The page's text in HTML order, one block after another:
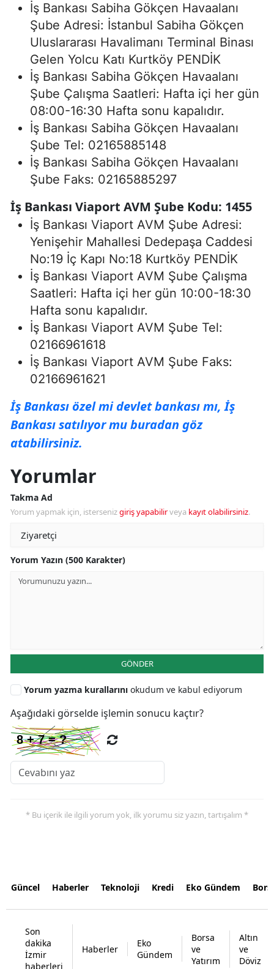
İş Bankası Sabiha Gökçen Havaalanı
Şube Adresi: İstanbul Sabiha Gökçen
Uluslararası Havalimanı Terminal Binası
Gelen Yolcu Katı Kurtköy PENDİK
İş Bankası Sabiha Gökçen Havaalanı
Şube Çalışma Saatleri: Hafta içi her gün
08:00-16:30 Hafta sonu kapalıdır.
İş Bankası Sabiha Gökçen Havaalanı
Şube Tel: 02165885148
İş Bankası Sabiha Gökçen Havaalanı
Şube Faks: 02165885297
İş Bankası Viaport AVM Şube Kodu: 1455
İş Bankası Viaport AVM Şube Adresi:
Yenişehir Mahallesi Dedepaşa Caddesi
No:19 İç Kapı No:18 Kurtköy PENDİK
İş Bankası Viaport AVM Şube Çalışma
Saatleri: Hafta içi her gün 10:00-18:30
Hafta sonu kapalıdır.
İş Bankası Viaport AVM Şube Tel:
02166961618
İş Bankası Viaport AVM Şube Faks:
02166961621
İş Bankası özel mi devlet bankası mı, İş
Bankası satılıyor mu buradan göz
atabilirsiniz.
Yorumlar
Takma Ad
Yorum yapmak için, istersenizgiriş yapabilirveya kayıt olabilirsiniz.
Yorum Yazın (500 Karakter)
GÖNDER
Yorum yazma kurallarını okudum ve kabul ediyorum
Aşağıdaki görselde işlemin sonucu kaçtır?
* Bu içerik ile ilgili yorum yok, ilk yorumu siz yazın, tartışalım *
Güncel Haberler Teknoloji Kredi Eko Gündem
Son
dakika
İzmir
haberleri
Haberler
Eko
Gündem
Borsa
ve
Yatırım
Altın
ve
Döviz